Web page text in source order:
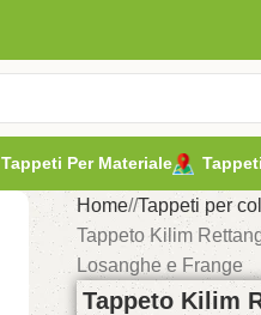
Tappeti Per Materiale
Home/ Tappeti per
Tappeto Kilim
Losanghe e Frange
Tappeto Kilim